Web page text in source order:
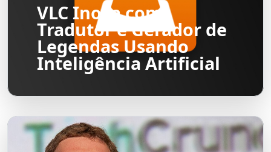
VLC Inova com
Tradutor e Gerador de
Legendas Usando
Inteligência Artificial